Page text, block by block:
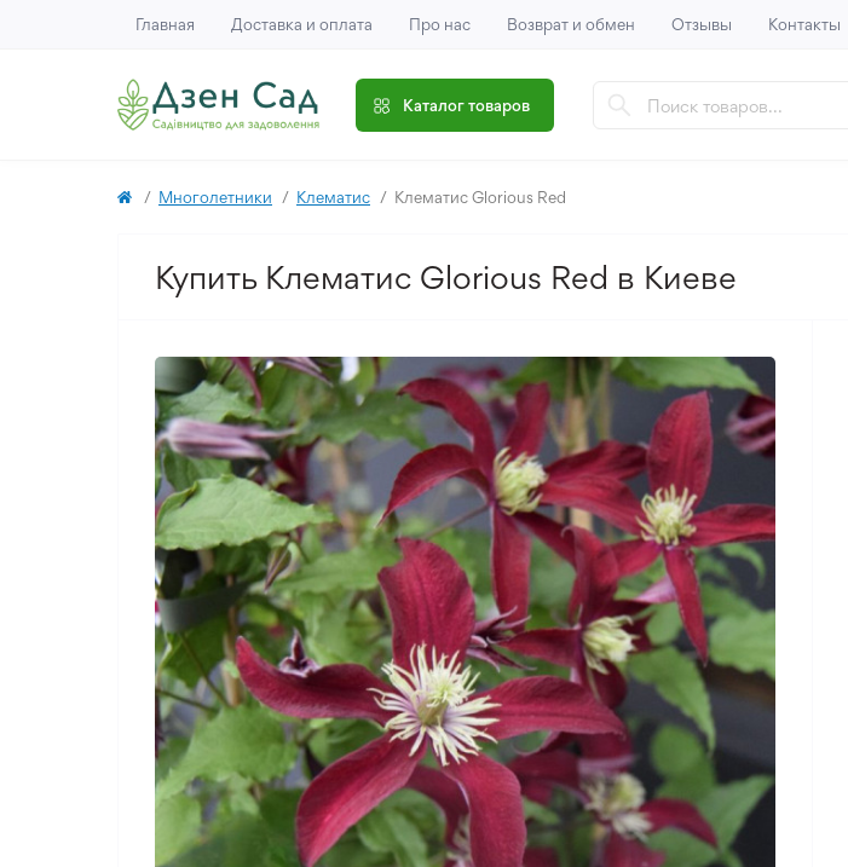
Главная Доставка и оплата Про нас Возврат и обмен Отзывы Контакты
Каталог товаров
Многолетники Клематис Клематис Glorious Red
Купить Клематис Glorious Red в Киеве